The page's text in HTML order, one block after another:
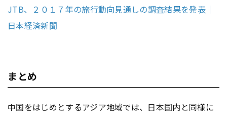
JTB、２０１７年の旅行動向見通しの調査結果を発表｜
日本経済新聞
まとめ
中国をはじめとするアジア地域では、日本国内と同様に